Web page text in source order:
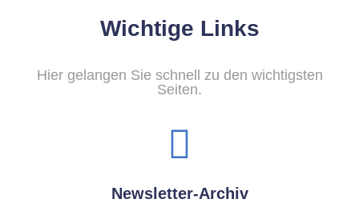
Wichtige Links
Hier gelangen Sie schnell zu den wichtigsten
Seiten.
Newsletter-Archiv